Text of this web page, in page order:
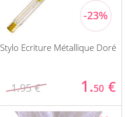
Stylo Ecriture Métallique Doré
1.95 € 1.50 €